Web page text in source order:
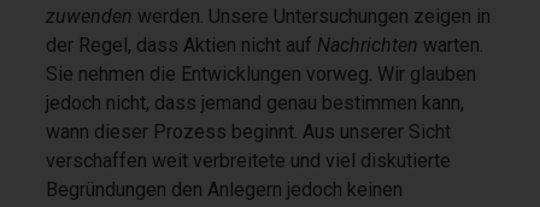
zuwenden werden. Unsere Untersuchungen zeigen in
der Regel, dass Aktien nicht auf Nachrichten warten.
Sie nehmen die Entwicklungen vorweg. Wir glauben
jedoch nicht, dass jemand genau bestimmen kann,
wann dieser Prozess beginnt. Aus unserer Sicht
verschaffen weit verbreitete und viel diskutierte
Begründungen den Anlegern jedoch keinen